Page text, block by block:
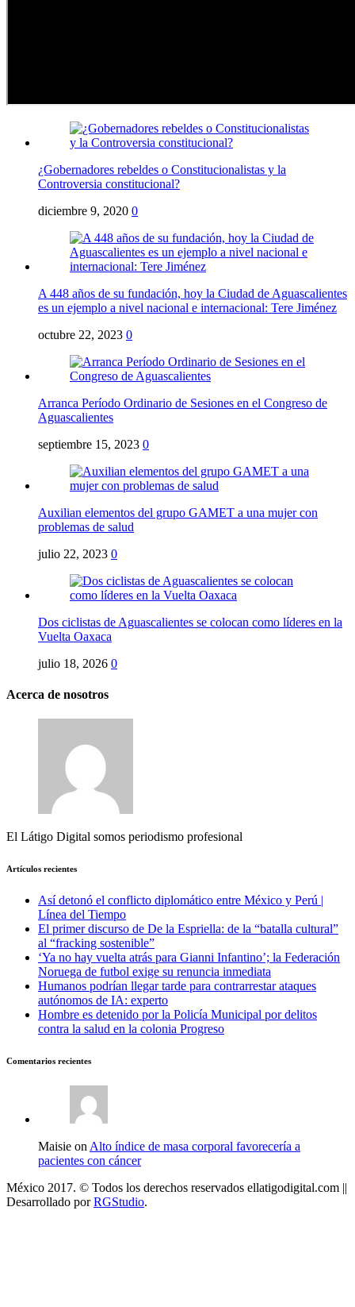
¿Gobernadores rebeldes o Constitucionalistas y la
Controversia constitucional?
diciembre 9, 2020 0
A 448 años de su fundación, hoy la Ciudad de Aguascalientes
es un ejemplo a nivel nacional e internacional: Tere Jiménez
octubre 22, 2023 0
Arranca Período Ordinario de Sesiones en el Congreso de
Aguascalientes
septiembre 15, 2023 0
Auxilian elementos del grupo GAMET a una mujer con
problemas de salud
julio 22, 2023 0
Dos ciclistas de Aguascalientes se colocan como líderes en la
Vuelta Oaxaca
julio 18, 2026 0
Acerca de nosotros
El Látigo Digital somos periodismo profesional
Artículos recientes
Así detonó el conflicto diplomático entre México y Perú |
Línea del Tiempo
El primer discurso de De la Espriella: de la “batalla cultural”
al “fracking sostenible”
‘Ya no hay vuelta atrás para Gianni Infantino’; la Federación
Noruega de futbol exige su renuncia inmediata
Humanos podrían llegar tarde para contrarrestar ataques
autónomos de IA: experto
Hombre es detenido por la Policía Municipal por delitos
contra la salud en la colonia Progreso
Comentarios recientes
Maisie on Alto índice de masa corporal favorecería a
pacientes con cáncer
México 2017. © Todos los derechos reservados ellatigodigital.com ||
Desarrollado porRGStudio.